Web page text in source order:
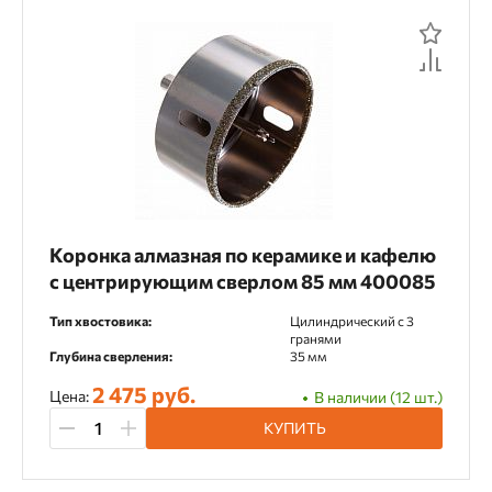
Для дрелей алмазного сверления
Для машин алмазного бурения
Для перфоратора
Для УШМ
Категория товара
Коронки алмазные Фреза алмазная
Материал применения
По рейтингу
По отзывам
Коронка алмазная по керамике и кафелю
с центрирующим сверлом 85 мм 400085
Тип хвостовика:
Цилиндрический c 3
гранями
Глубина сверления:
35 мм
Цена:2 475 руб.
В наличии (12 шт.)
КУПИТЬ